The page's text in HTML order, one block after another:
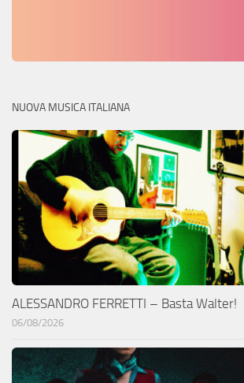
NUOVA MUSICA ITALIANA
ALESSANDRO FERRETTI – Basta Walter!
06/08/2026